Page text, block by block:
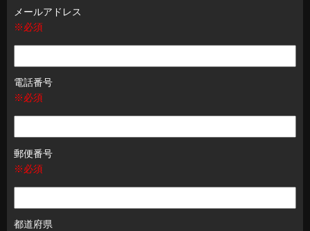
メールアドレス
※必須
電話番号
※必須
郵便番号
※必須
都道府県